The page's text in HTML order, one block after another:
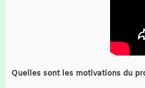
Quelles sont les motivations du